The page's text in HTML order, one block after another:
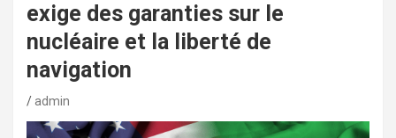
exige des garanties sur le
nucléaire et la liberté de
navigation
admin